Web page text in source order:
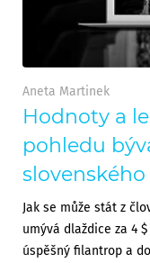
Aneta Martinek
Hodnoty a
pohledu
Jak se může stát z
umývá dlaždice za 4
úspěšný filantrop a